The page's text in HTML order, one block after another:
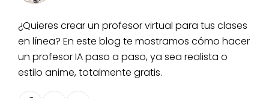
¿Quieres crear un profesor virtual para tus clases
en línea? En este blog te mostramos cómo hacer
un profesor IA paso a paso, ya sea realista o
estilo anime, totalmente gratis.